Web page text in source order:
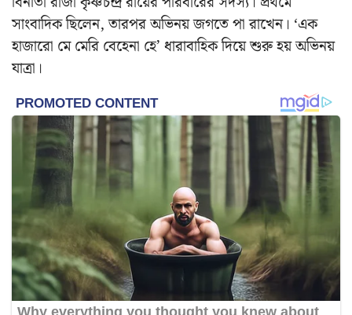
সাংবাদিক ছিলেন, তারপর অভিনয় জগতে পা রাখেন। ‘এক
হাজারো মে মেরি বেহেনা হে’ ধারাবাহিক দিয়ে শুরু হয় অভিনয়
যাত্রা।